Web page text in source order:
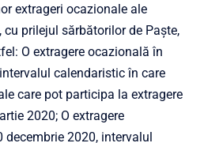
extrageri ocazionale ale
prilejul sărbătorilor de Paşte,
O extragere ocazională în
calendaristic în care
care pot participa la extragere
2020; O extragere
2020, intervalul